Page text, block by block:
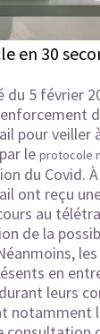
en 30
du 5 février
pour veiller
le protocole
du Covid.
ont reçu
au
de la
en
leurs
notamment